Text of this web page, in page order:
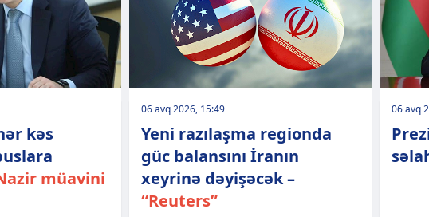
kəs
müavini
06 avq 2026, 15:49
Yeni razılaşma regionda
güc balansını İranın
xeyrinə dəyişəcək –
“Reuters”
06 avq